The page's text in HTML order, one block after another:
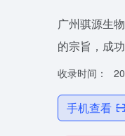
广州骐源生
的宗旨，成
收录时间：
手机查看